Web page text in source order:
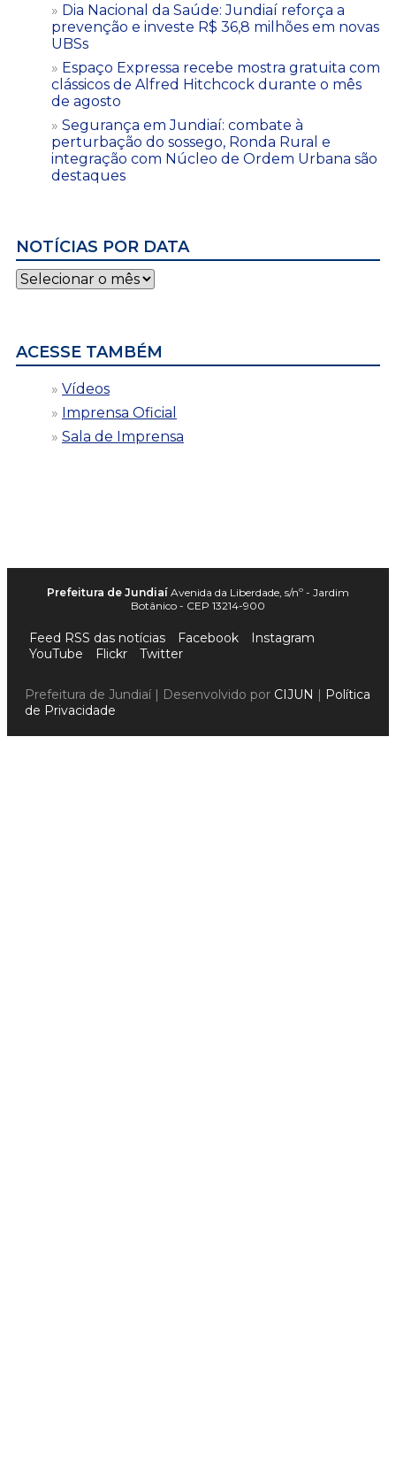
Dia Nacional da Saúde: Jundiaí reforça a
prevenção e investe R$ 36,8 milhões em novas
UBSs
Espaço Expressa recebe mostra gratuita com
clássicos de Alfred Hitchcock durante o mês
de agosto
Segurança em Jundiaí: combate à
perturbação do sossego, Ronda Rural e
integração com Núcleo de Ordem Urbana são
destaques
NOTÍCIAS POR DATA
Notícias
por
ACESSE TAMBÉM
Vídeos
Imprensa Oficial
Sala de Imprensa
Prefeitura de Jundiaí Avenida da Liberdade, s/nº - Jardim
Botânico - CEP 13214-900
Feed RSS das notícias Facebook
Instagram
YouTube
Flickr Twitter
Prefeitura de Jundiaí | Desenvolvido por CIJUN | Política
de Privacidade